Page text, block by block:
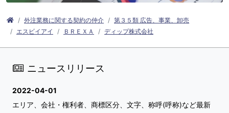
外注業務に関する契約の仲介
第３５類 広告、事業、卸売
エスビイアイ
ＢＲＥＸＡ ディップ株式会社
ニュースリリース
2022-04-01
エリア、会社・権利者、商標区分、文字、称呼(呼称)など最新